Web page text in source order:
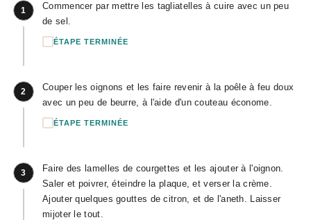
1
Commencer par mettre les tagliatelles à cuire avec un peu
de sel.
ÉTAPE TERMINÉE
2
Couper les oignons et les faire revenir à la poêle à feu doux
avec un peu de beurre, à l'aide d'un couteau économe.
ÉTAPE TERMINÉE
3
Faire des lamelles de courgettes et les ajouter à l'oignon.
Saler et poivrer, éteindre la plaque, et verser la crème.
Ajouter quelques gouttes de citron, et de l'aneth. Laisser
mijoter le tout.